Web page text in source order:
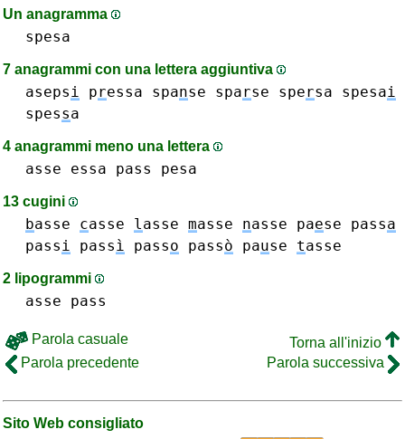
Un anagramma
spesa
7 anagrammi con una lettera aggiuntiva
asepsi pressa spanse sparse spersa spesai
spessa
4 anagrammi meno una lettera
asse essa pass pesa
13 cugini
basse casse lasse masse nasse paese passa
passi passì passo passò pause tasse
2 lipogrammi
asse pass
Parola casuale
Torna all'inizio
Parola precedente
Parola successiva
Sito Web consigliato